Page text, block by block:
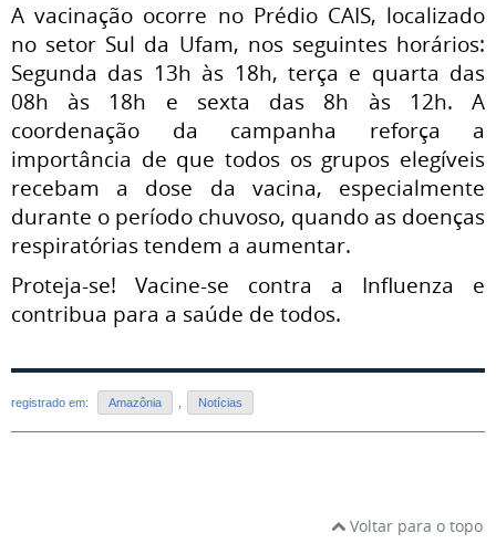
A vacinação ocorre no Prédio CAIS, localizado
no setor Sul da Ufam, nos seguintes horários:
Segunda das 13h às 18h, terça e quarta das
08h às 18h e sexta das 8h às 12h. A
coordenação da campanha reforça a
importância de que todos os grupos elegíveis
recebam a dose da vacina, especialmente
durante o período chuvoso, quando as doenças
respiratórias tendem a aumentar.
Proteja-se! Vacine-se contra a Influenza e
contribua para a saúde de todos.
registrado em: Amazônia Notícias
Voltar para o topo